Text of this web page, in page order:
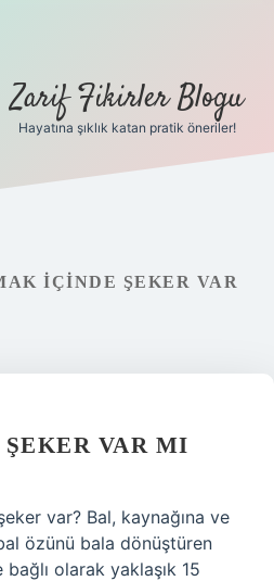
Zarif Fikirler Blogu
Hayatına şıklık katan pratik öneriler!
IÇINDE ŞEKER VAR
VAR MI
var? Bal, kaynağına ve
bal özünü bala dönüştüren
olarak yaklaşık 15